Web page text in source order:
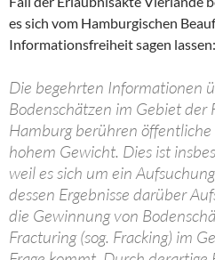
es sich vom Hamburgischen
Informationsfreiheit sagen lassen:
Die begehrten Informationen
Bodenschätzen im Gebiet der
Hamburg berühren öffentliche
hohem Gewicht. Dies ist
weil es sich um ein
dessen Ergebnisse darüber
die Gewinnung von
Fracturing (sog. Fracking) im